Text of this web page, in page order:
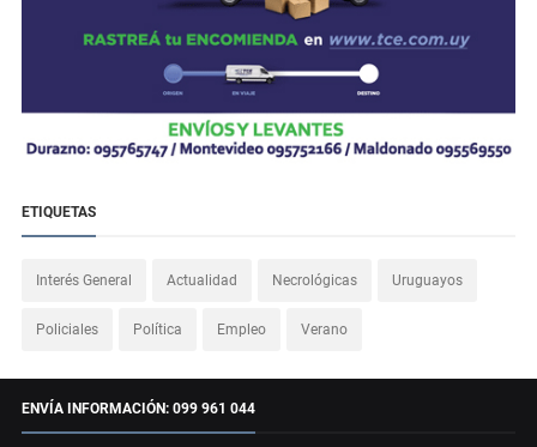
ETIQUETAS
Interés General Actualidad Necrológicas Uruguayos
Policiales Política Empleo Verano
ENVÍA INFORMACIÓN: 099 961 044